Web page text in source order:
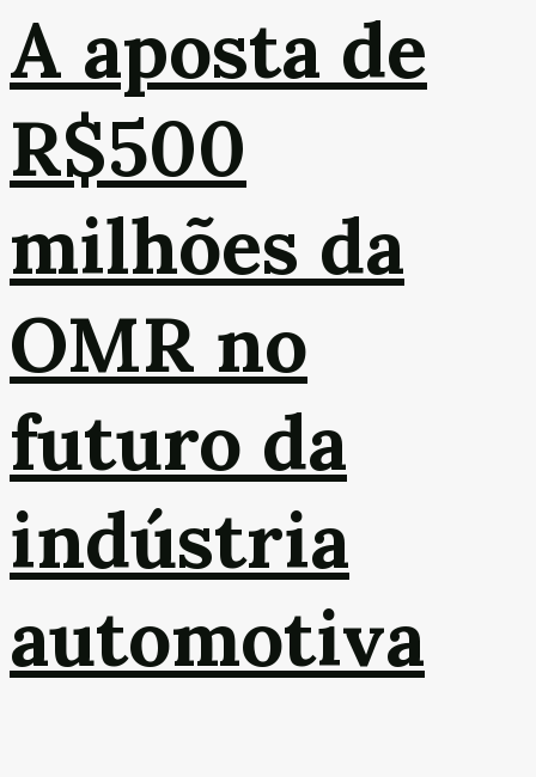
A aposta de
R$500
milhões da
OMR no
futuro da
indústria
automotiva